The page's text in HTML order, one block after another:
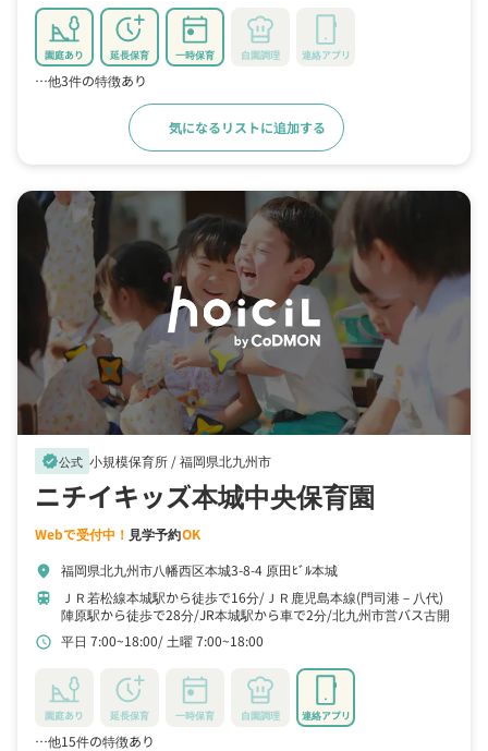
園庭あり 延長保育 一時保育 自園調理 連絡アプリ
…他3件の特徴あり
気になるリストに追加する
verified公式 小規模保育所 /福岡県北九州市
ニチイキッズ本城中央保育園
Webで受付中！ 見学予約OK
location_on 福岡県北九州市八幡西区本城3-8-4 原田ﾋﾞﾙ本城
train ＪＲ若松線本城駅から徒歩で16分
ＪＲ鹿児島本線(門司港－八代)
陣原駅から徒歩で28分 JR本城駅から車で2分 北九州市営バス古開
バス停から徒歩で5分
schedule 平日 7:00~18:00 土曜 7:00~18:00
園庭あり 延長保育 一時保育 自園調理 連絡アプリ
…他15件の特徴あり